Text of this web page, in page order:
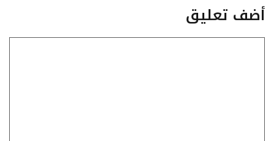
أضف تعليق